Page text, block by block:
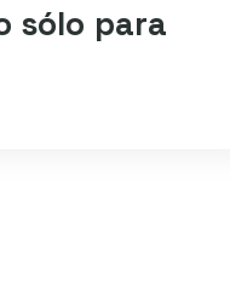
sólo para